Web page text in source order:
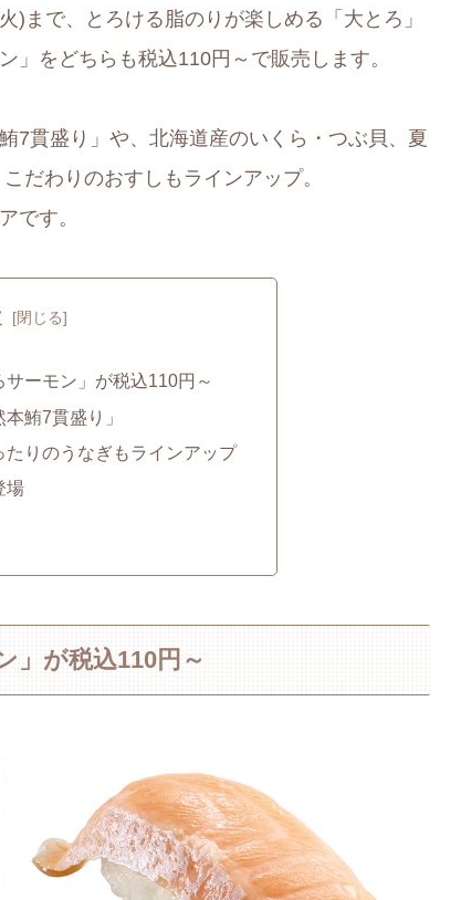
)まで、とろける脂のりが楽しめる「大とろ」
」をどちらも税込110円～で販売します。
7貫盛り」や、北海道産のいくら・つぶ貝、夏
だわりのおすしもラインアップ。
です。
サーモン」が税込110円～
鮪7貫盛り」
りのうなぎもラインアップ
場
」が税込110円～